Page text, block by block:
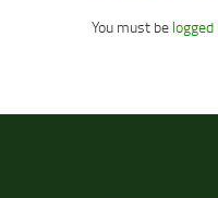
You must be logged